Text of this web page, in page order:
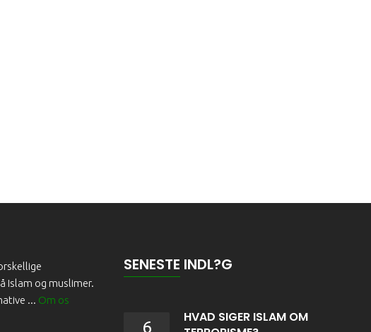
Islam og muslimer.
... Om os
SENESTE INDL?G
6
HVAD SIGER ISLAM OM